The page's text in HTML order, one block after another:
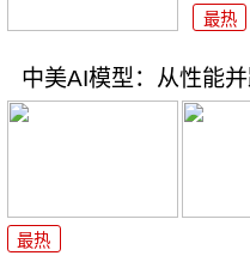
最热
中美AI模型：从性能
最热